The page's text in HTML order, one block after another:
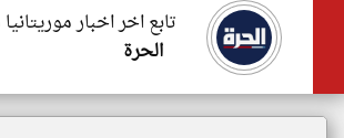
تابع اخر اخبار
الحرة